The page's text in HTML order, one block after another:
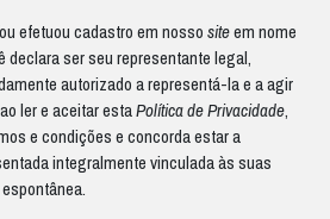
efetuou cadastro em nossositeem nome
declara ser seu representante legal,
autorizado a representá-la e a agir
ler e aceitar estaPolítica de Privacidade,
e condições e concorda estar a
integralmente vinculada às suas